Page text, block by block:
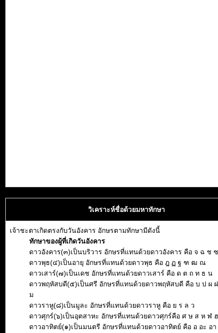
วิเคราะห์ชื่อด้วยมหาทักษา
เจ้าชะตาเกิดตรงกับวันอังคาร อักษรตามทักษามีดังนี้
ทักษาของผู้ที่เกิดวันอังคาร
ดาวอังคาร(๓)เป็นบริวาร อักษรที่แทนด้วยดาวอังคาร คือ จ ฉ ช
ดาวพุธ(๔)เป็นอายุ อักษรที่แทนด้วยดาวพุธ คือ ฎ ฏ ฐ ฑ ฒ ณ
ดาวเสาร์(๗)เป็นเดช อักษรที่แทนด้วยดาวเสาร์ คือ ด ต ถ ท ธ น
ดาวพฤหัสบดี(๕)เป็นศรี อักษรที่แทนด้วยดาวพฤหัสบดี คือ บ ป ผ
ม
ดาวราหู(๘)เป็นมูละ อักษรที่แทนด้วยดาวราหู คือ ย ร ล ว
ดาวศุกร์(๖)เป็นอุตสาหะ อักษรที่แทนด้วยดาวศุกร์คือ ศ ษ ส ห ฬ ฮ
ดาวอาทิตย์(๑)เป็นมนตรี อักษรที่แทนด้วยดาวอาทิตย์ คือ อ อะ อา